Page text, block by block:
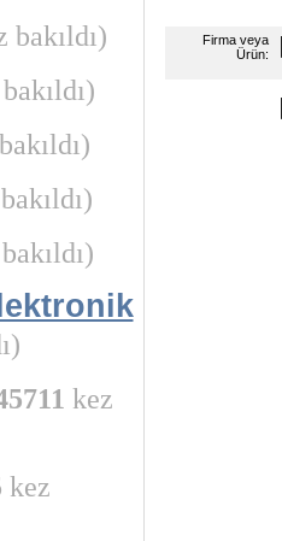
bakıldı)
kez
kez
Firma veya
Ürün: